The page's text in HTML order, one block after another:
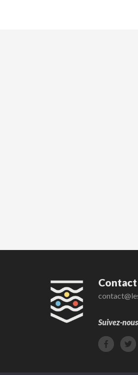
Contact
Suivez-